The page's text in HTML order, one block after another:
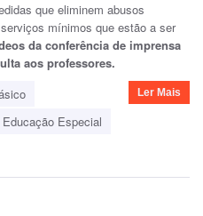
que eliminem abusos
mínimos que estão a ser
da conferência de imprensa
aos professores.
Educação Especial
Ler Mais